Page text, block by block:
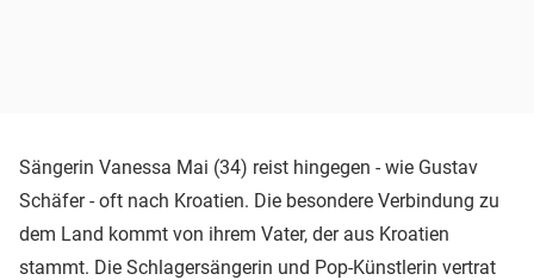
Sängerin Vanessa Mai (34) reist hingegen - wie Gustav
Schäfer - oft nach Kroatien. Die besondere Verbindung zu
dem Land kommt von ihrem Vater, der aus Kroatien
stammt. Die Schlagersängerin und Pop-Künstlerin vertrat